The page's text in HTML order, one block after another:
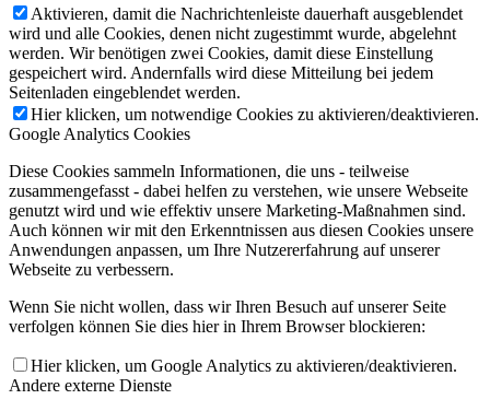
Aktivieren, damit die Nachrichtenleiste dauerhaft ausgeblendet
wird und alle Cookies, denen nicht zugestimmt wurde, abgelehnt
werden. Wir benötigen zwei Cookies, damit diese Einstellung
gespeichert wird. Andernfalls wird diese Mitteilung bei jedem
Seitenladen eingeblendet werden.
Hier klicken, um notwendige Cookies zu aktivieren/deaktivieren.
Google Analytics Cookies
Diese Cookies sammeln Informationen, die uns - teilweise
zusammengefasst - dabei helfen zu verstehen, wie unsere Webseite
genutzt wird und wie effektiv unsere Marketing-Maßnahmen sind.
Auch können wir mit den Erkenntnissen aus diesen Cookies unsere
Anwendungen anpassen, um Ihre Nutzererfahrung auf unserer
Webseite zu verbessern.
Wenn Sie nicht wollen, dass wir Ihren Besuch auf unserer Seite
verfolgen können Sie dies hier in Ihrem Browser blockieren:
Hier klicken, um Google Analytics zu aktivieren/deaktivieren.
Andere externe Dienste